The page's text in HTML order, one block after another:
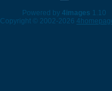
Powered by 4images 1.10
Copyright © 2002-2026